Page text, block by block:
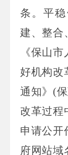
条 。平
建、整合
《保山
好机构改
通知》 (
改革过程
申请公开
府网站域